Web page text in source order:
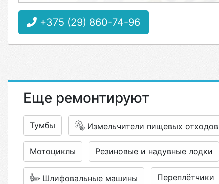
+375 (29) 860-74-96
Еще ремонтируют
Тумбы Измельчители пищевых отходов
Мотоциклы Резиновые и надувные лодки
Шлифовальные машины Переплётчики